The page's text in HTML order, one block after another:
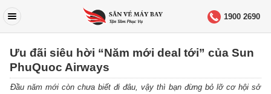
1900 2690
Ưu đãi siêu hời “Năm mới deal tới” của Sun
PhuQuoc Airways
Đầu năm mới còn chưa biết đi đâu, vậy thì bạn đừng bỏ lỡ cơ hội sở